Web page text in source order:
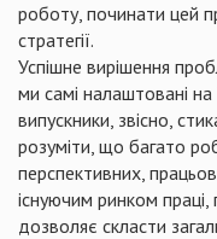
роботу, починати цей
стратегії.
Успішне вирішення
ми самі налаштовані
випускники, звісно,
розуміти, що багато
перспективних,
існуючим ринком праці,
дозволяє скласти